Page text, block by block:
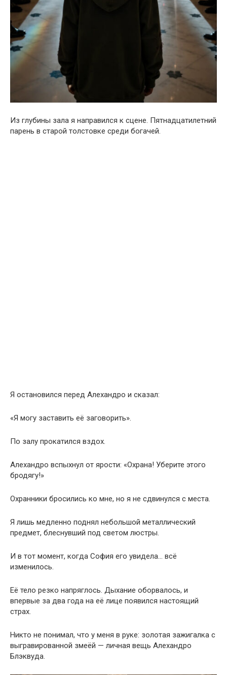
Из глубины зала я направился к сцене. Пятнадцатилетний
парень в старой толстовке среди богачей.
Я остановился перед Алехандро и сказал:
«Я могу заставить её заговорить».
По залу прокатился вздох.
Алехандро вспыхнул от ярости: «Охрана! Уберите этого
бродягу!»
Охранники бросились ко мне, но я не сдвинулся с места.
Я лишь медленно поднял небольшой металлический
предмет, блеснувший под светом люстры.
И в тот момент, когда София его увидела… всё
изменилось.
Её тело резко напряглось. Дыхание оборвалось, и
впервые за два года на её лице появился настоящий
страх.
Никто не понимал, что у меня в руке: золотая зажигалка с
выгравированной змеёй — личная вещь Алехандро
Блэквуда.